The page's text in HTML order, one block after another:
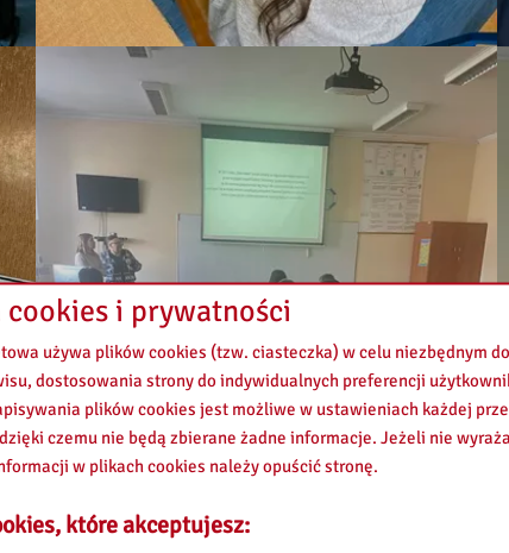
i prywatności
używa plików cookies (tzw. ciasteczka) w celu niezbędnym
dostosowania strony do indywidualnych preferencji
plików cookies jest możliwe w ustawieniach każdej
czemu nie będą zbierane żadne informacje. Jeżeli nie
w plikach cookies należy opuścić stronę.
które akceptujesz: